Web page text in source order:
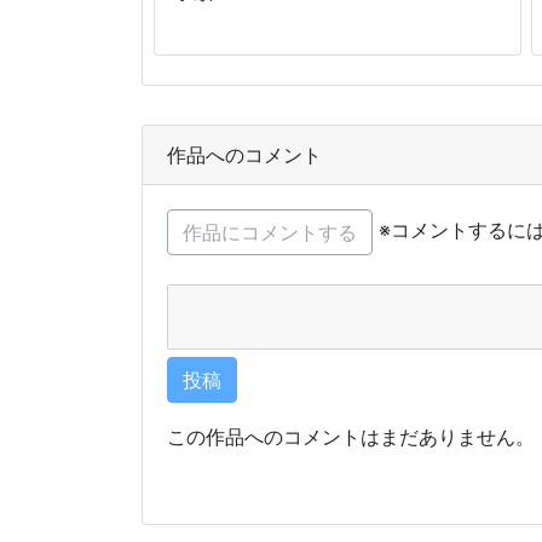
作品へのコメント
※コメントするに
この作品へのコメントはまだありません。